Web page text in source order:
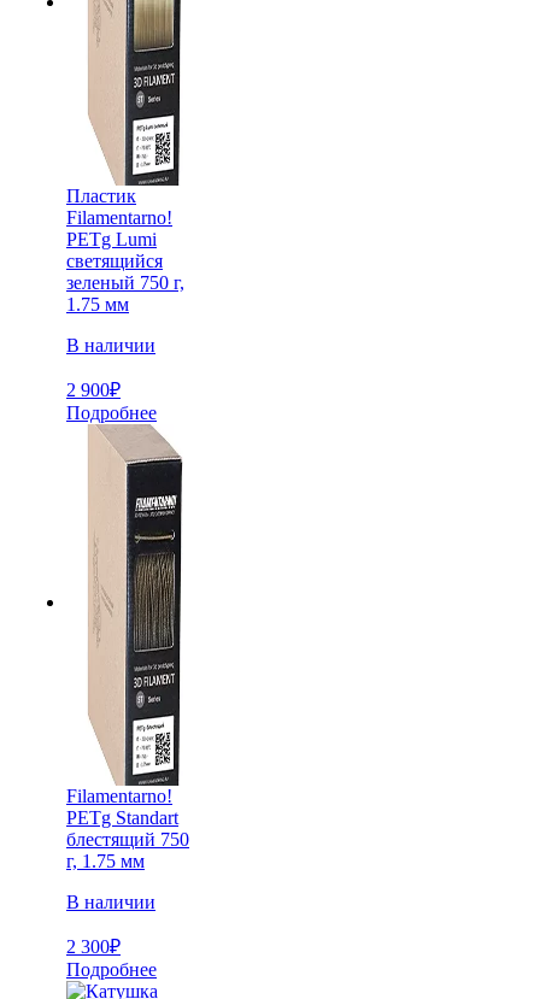
Пластик
Filamentarno!
PETg Lumi
светящийся
зеленый 750 г,
1.75 мм
В наличии
2 900₽
Подробнее
Filamentarno!
PETg Standart
блестящий 750
г, 1.75 мм
В наличии
2 300₽
Подробнее